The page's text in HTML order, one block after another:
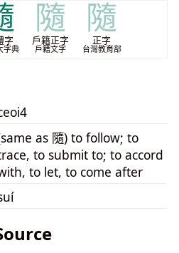
字
字典
隨
戶籍正字
戶籍文字
隨
正字
台灣教育部
as 隨) to follow; to
to submit to; to accord
to let, to come after